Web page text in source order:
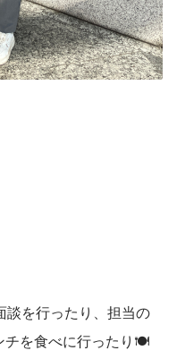
談を行ったり、担当の
チを食べに行ったり🍽️